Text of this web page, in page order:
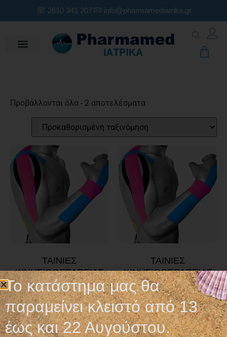
2610 341 207 info@pharmamediatrika.gr
Προβάλλονται όλα - 2 αποτελέσματα
ΤΑΙΝΙΕΣ
ΚΙΝΗΣΙΟΘΕΡΑΠΕΙΑΣ
11,20€
Επιλογή
ΤΑΙΝΙΕΣ
ΚΙΝΗΣΙΟΘΕΡΑΠΕΙΑΣ
11,20€
Επιλογή
Το κατάστημα μας θα
παραμείνει κλειστό από 13
έως και 22 Αυγούστου.